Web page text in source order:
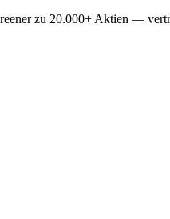
zu 20.000+ Aktien —